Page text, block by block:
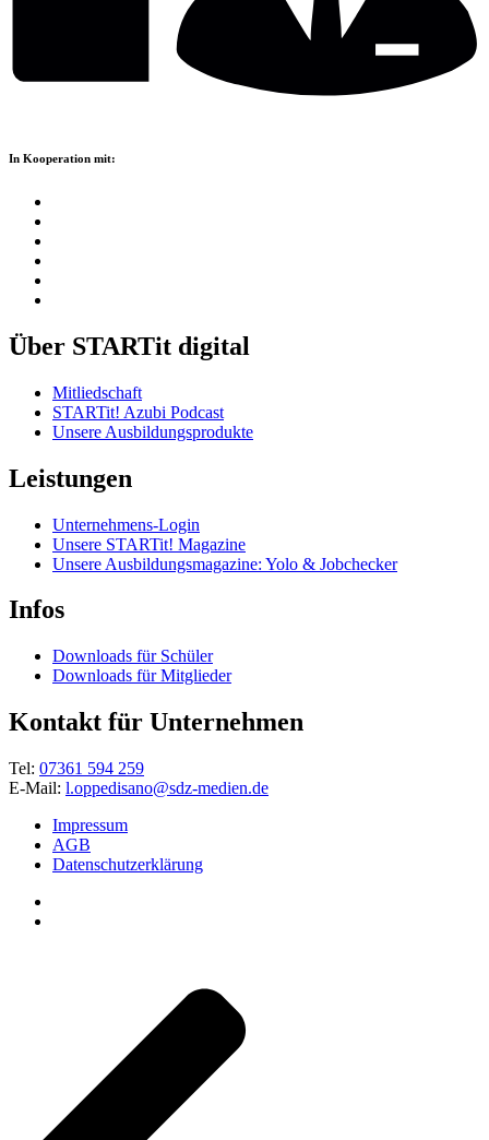
In Kooperation mit:
Über STARTit digital
Mitliedschaft
STARTit! Azubi Podcast
Unsere Ausbildungsprodukte
Leistungen
Unternehmens-Login
Unsere STARTit! Magazine
Unsere Ausbildungsmagazine: Yolo & Jobchecker
Infos
Downloads für Schüler
Downloads für Mitglieder
Kontakt für Unternehmen
Tel: 07361 594 259
E-Mail: l.oppedisano@sdz-medien.de
Impressum
AGB
Datenschutzerklärung